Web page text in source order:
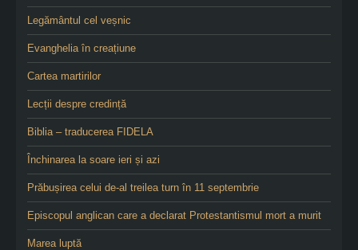
Legământul cel veșnic
Evanghelia în creațiune
Cartea martirilor
Lecții despre credință
Biblia – traducerea FIDELA
Închinarea la soare ieri și azi
Prăbușirea celui de-al treilea turn în 11 septembrie
Episcopul anglican care a declarat Protestantismul mort a murit
Marea luptă